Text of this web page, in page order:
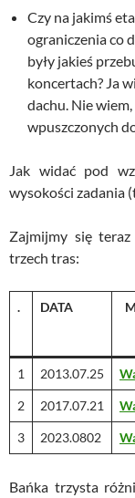
Czy na jakimś
ograniczenia co
były jakieś
koncertach? Ja
dachu. Nie
wpuszczonych
Jak widać pod
wysokości zadania
Zajmijmy się
trzech tras:
. DATA
1 2013.07.25
2 2017.07.21
3 2023.0802
Bańka trzysta